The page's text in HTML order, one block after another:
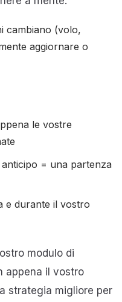
cambiano (volo,
aggiornare o
le vostre
= una partenza
e durante il vostro
modulo di
appena il vostro
strategia migliore per